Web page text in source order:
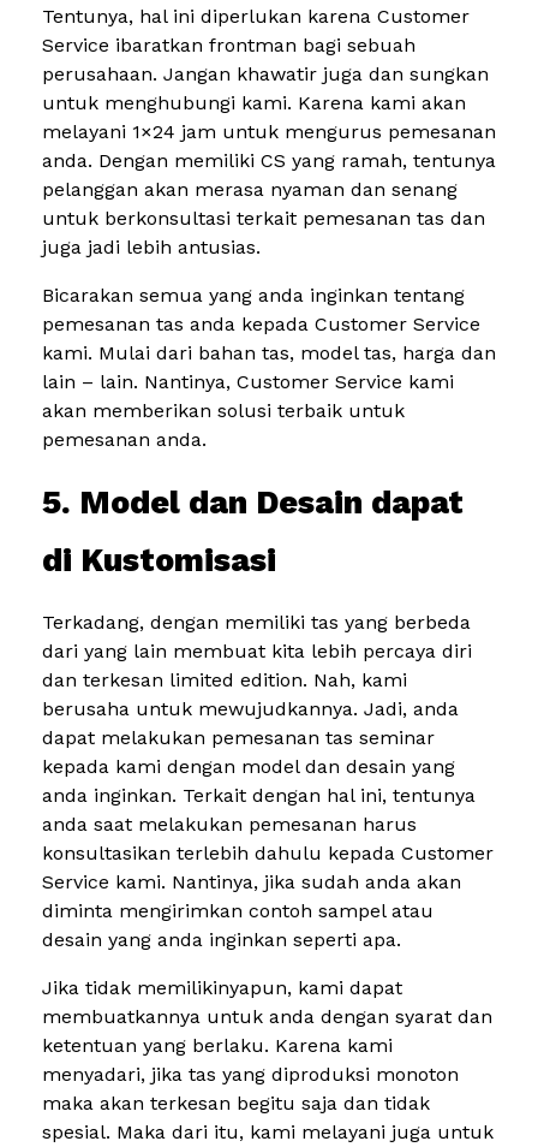
Tentunya, hal ini diperlukan karena Customer
Service ibaratkan frontman bagi sebuah
perusahaan. Jangan khawatir juga dan sungkan
untuk menghubungi kami. Karena kami akan
melayani 1×24 jam untuk mengurus pemesanan
anda. Dengan memiliki CS yang ramah, tentunya
pelanggan akan merasa nyaman dan senang
untuk berkonsultasi terkait pemesanan tas dan
juga jadi lebih antusias.
Bicarakan semua yang anda inginkan tentang
pemesanan tas anda kepada Customer Service
kami. Mulai dari bahan tas, model tas, harga dan
lain – lain. Nantinya, Customer Service kami
akan memberikan solusi terbaik untuk
pemesanan anda.
5. Model dan Desain dapat
di Kustomisasi
Terkadang, dengan memiliki tas yang berbeda
dari yang lain membuat kita lebih percaya diri
dan terkesan limited edition. Nah, kami
berusaha untuk mewujudkannya. Jadi, anda
dapat melakukan pemesanan tas seminar
kepada kami dengan model dan desain yang
anda inginkan. Terkait dengan hal ini, tentunya
anda saat melakukan pemesanan harus
konsultasikan terlebih dahulu kepada Customer
Service kami. Nantinya, jika sudah anda akan
diminta mengirimkan contoh sampel atau
desain yang anda inginkan seperti apa.
Jika tidak memilikinyapun, kami dapat
membuatkannya untuk anda dengan syarat dan
ketentuan yang berlaku. Karena kami
menyadari, jika tas yang diproduksi monoton
maka akan terkesan begitu saja dan tidak
spesial. Maka dari itu, kami melayani juga untuk